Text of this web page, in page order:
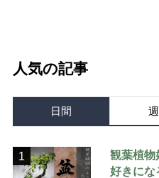
人気の記事
日間
1
観葉植物
好きにな